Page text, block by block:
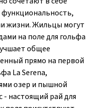
жизни. Жильцы могут
на поле для гольфа
общее
прямо на первой
La Serena,
озер и пышной
- настоящий рай для